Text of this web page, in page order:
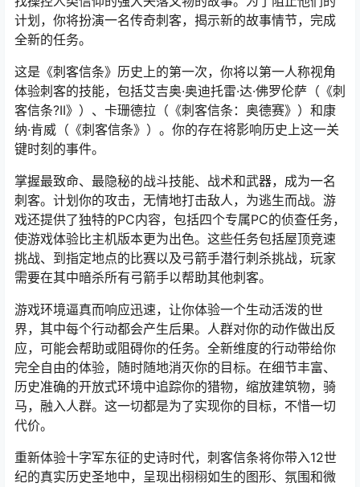
计划，你将扮演一名传奇刺客，揭示新的故事情节，完成
全新的任务。
这是《刺客信条》历史上的第一次，你将以第一人称视角
体验刺客的技能，包括艾吉奥·奥迪托雷·达·佛罗伦萨（《刺
客信条?II》）、卡珊德拉（《刺客信条：奥德赛》）和康
纳·肯威（《刺客信条》）。你的存在将影响历史上这一关
键时刻的事件。
掌握最致命、最隐秘的战斗技能、战术和武器，成为一名
刺客。计划你的攻击，无情地打击敌人，为逃生而战。游
戏还提供了独特的PC内容，包括四个专属PC的侦查任务，
使游戏体验比主机版本更为出色。这些任务包括屋顶竞速
挑战、到指定地点的比赛以及弓箭手潜行刺杀挑战，玩家
需要在其中暗杀所有弓箭手以帮助其他刺客。
游戏环境逼真而响应迅速，让你体验一个生动活泼的世
界，其中每个行动都会产生后果。人群对你的动作做出反
应，可能会帮助或阻碍你的任务。全新维度的行动带给你
完全自由的体验，随时随地消灭你的目标。在细节丰富、
历史准确的开放式环境中追踪你的猎物，缩放建筑物，骑
马，融入人群。这一切都是为了实现你的目标，不惜一切
代价。
重新体验十字军东征的史诗时代，刺客信条将你带入12世
纪的真实历史圣地中，呈现出栩栩如生的图形、氛围和微